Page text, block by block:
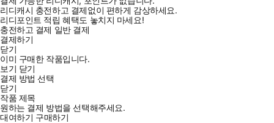
리디캐시 충전하고 결제없이 편하게 감상하세요.
리디포인트 적립 혜택도 놓치지 마세요!
충전하고 결제 일반 결제
결제하기
닫기
이미 구매한 작품입니다.
보기 닫기
결제 방법 선택
닫기
작품 제목
원하는 결제 방법을 선택해주세요.
대여하기 구매하기